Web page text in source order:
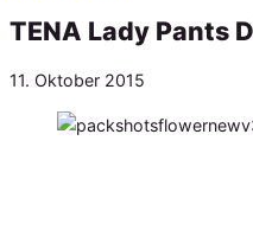
TENA Lady Pants
Veröffentlicht
11. Oktober 2015